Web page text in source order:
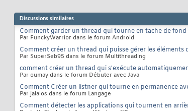
Discussions similaires
Comment garder un thread qui tourne en tache de fond
Par FunckyWarrior dans le forum Android
Comment créer un thread qui puisse gérer les éléments
Par SuperSeb95 dans le forum Multithreading
comment créer un thread qui s'exécute
Par oumay dans le forum Débuter avec Java
Comment Créer un listner qui tourne en permanence
Par jalalos dans le forum Langage
Comment détecter les applications qui tournent en